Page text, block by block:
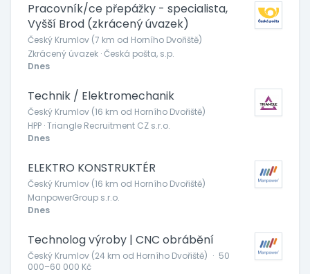
Pracovník/ce přepážky - specialista,
Vyšší Brod (zkrácený úvazek)
Český Krumlov (7 km od Horního Dvořiště)
Zkrácený úvazek · Česká pošta, s.p.
Dnes
Technik / Elektromechanik
Český Krumlov (16 km od Horního Dvořiště)
HPP · Triangle Recruitment CZ s.r.o.
Dnes
ELEKTRO KONSTRUKTÉR
Český Krumlov (16 km od Horního Dvořiště)
ManpowerGroup s.r.o.
Dnes
Technolog výroby | CNC obrábění
Český Krumlov (24 km od Horního Dvořiště) · 50
000–60 000 Kč